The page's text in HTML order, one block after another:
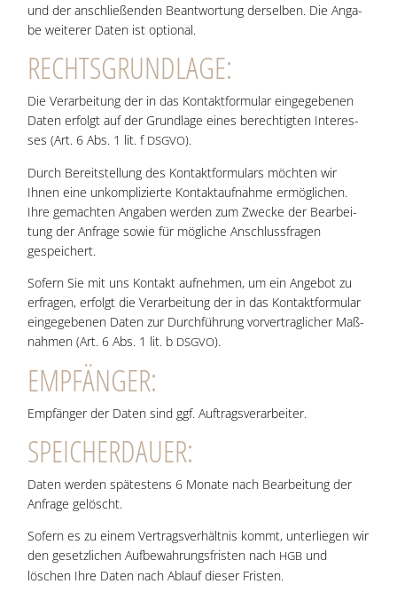
und der anschlie­ßen­den Beant­wor­tung der­sel­ben. Die Anga­
be wei­te­rer Daten ist optional.
RECHTS­GRUND­LA­GE:
Die Ver­ar­bei­tung der in das Kon­takt­for­mu­lar ein­ge­ge­be­nen
Daten erfolgt auf der Grund­la­ge eines berech­tig­ten Inter­es­
ses (Art. 6 Abs. 1 lit. f DSGVO).
Durch Bereit­stel­lung des Kon­takt­for­mu­lars möch­ten wir
Ihnen eine unkom­pli­zier­te Kon­takt­auf­nah­me ermög­li­chen.
Ihre gemach­ten Anga­ben wer­den zum Zwe­cke der Bear­bei­
tung der Anfra­ge sowie für mög­li­che Anschluss­fra­gen
gespeichert.
Sofern Sie mit uns Kon­takt auf­neh­men, um ein Ange­bot zu
erfra­gen, erfolgt die Ver­ar­bei­tung der in das Kon­takt­for­mu­lar
ein­ge­ge­be­nen Daten zur Durch­füh­rung vor­ver­trag­li­cher Maß­
nah­men (Art. 6 Abs. 1 lit. b DSGVO).
EMP­FÄN­GER:
Emp­fän­ger der Daten sind ggf. Auftragsverarbeiter.
SPEI­CHER­DAU­ER:
Daten wer­den spä­tes­tens 6 Mona­te nach Bear­bei­tung der
Anfra­ge gelöscht.
Sofern es zu einem Ver­trags­ver­hält­nis kommt, unter­lie­gen wir
den gesetz­li­chen Auf­be­wah­rungs­fris­ten nach HGB und
löschen Ihre Daten nach Ablauf die­ser Fristen.